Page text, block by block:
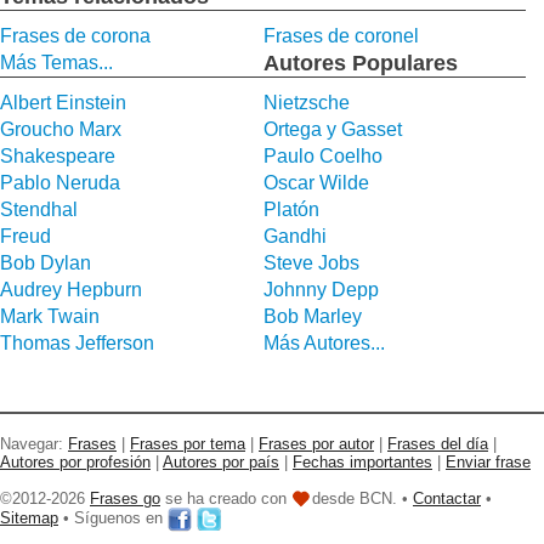
Frases de corona
Frases de coronel
Más Temas...
Autores Populares
Albert Einstein
Nietzsche
Groucho Marx
Ortega y Gasset
Shakespeare
Paulo Coelho
Pablo Neruda
Oscar Wilde
Stendhal
Platón
Freud
Gandhi
Bob Dylan
Steve Jobs
Audrey Hepburn
Johnny Depp
Mark Twain
Bob Marley
Thomas Jefferson
Más Autores...
Navegar: Frases Frases por tema| Frases por autor Frases del día|
Autores por profesión
Autores por país Fechas importantes
Enviar frase
©2012-2026 Frases go se ha creado con desde BCN. • Contactar •
Sitemap • Síguenos en